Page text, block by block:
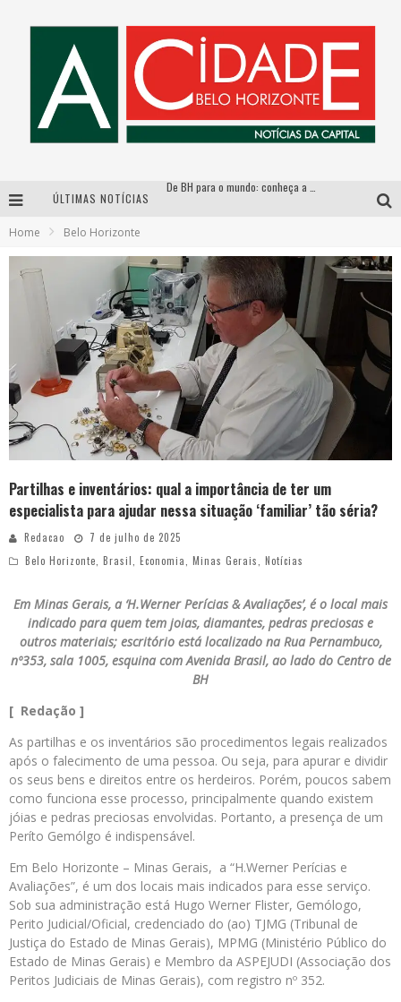
ÚLTIMAS NOTÍCIAS
Esplanada fica pequena e CÊ TÁ DOIDO FESTIVAL anuncia mudança para o gramado do Mineirão
Home Belo Horizonte
Partilhas e inventários: qual a importância de ter um
especialista para ajudar nessa situação ‘familiar’ tão séria?
Redacao
7 de julho de 2025
Belo Horizonte, Brasil, Economia, Minas Gerais, Notícias
Em Minas Gerais, a ‘H.Werner Perícias & Avaliações’, é o local mais
indicado para quem tem joias, diamantes, pedras preciosas e
outros materiais; escritório está localizado na Rua Pernambuco,
nº353, sala 1005, esquina com Avenida Brasil, ao lado do Centro de
BH
[ Redação ]
As partilhas e os inventários são procedimentos legais realizados
após o falecimento de uma pessoa. Ou seja, para apurar e dividir
os seus bens e direitos entre os herdeiros. Porém, poucos sabem
como funciona esse processo, principalmente quando existem
jóias e pedras preciosas envolvidas. Portanto, a presença de um
Períto Gemólgo é indispensável.
Em Belo Horizonte – Minas Gerais, a “H.Werner Perícias e
Avaliações”, é um dos locais mais indicados para esse serviço.
Sob sua administração está Hugo Werner Flister, Gemólogo,
Perito Judicial/Oficial, credenciado do (ao) TJMG (Tribunal de
Justiça do Estado de Minas Gerais), MPMG (Ministério Público do
Estado de Minas Gerais) e Membro da ASPEJUDI (Associação dos
Peritos Judiciais de Minas Gerais), com registro nº 352.